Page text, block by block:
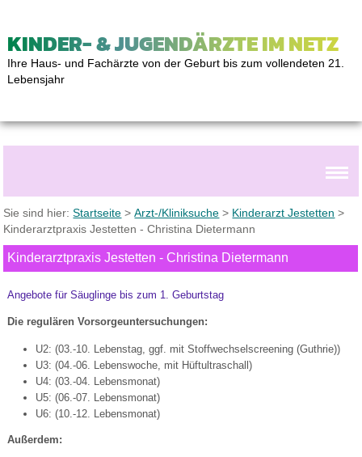
KINDER- & JUGENDÄRZTE IM NETZ
Ihre Haus- und Fachärzte von der Geburt bis zum vollendeten 21.
Lebensjahr
Sie sind hier:Startseite >Arzt-/Kliniksuche > Kinderarzt Jestetten >
Kinderarztpraxis Jestetten - Christina Dietermann
Kinderarztpraxis Jestetten - Christina Dietermann
Angebote für Säuglinge bis zum 1. Geburtstag
Die regulären Vorsorgeuntersuchungen:
U2: (03.-10. Lebenstag, ggf. mit Stoffwechselscreening (Guthrie))
U3: (04.-06. Lebenswoche, mit Hüftultraschall)
U4: (03.-04. Lebensmonat)
U5: (06.-07. Lebensmonat)
U6: (10.-12. Lebensmonat)
Außerdem: